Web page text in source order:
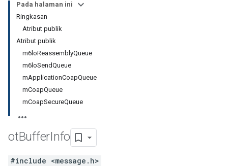
Pada halaman ini
Ringkasan
Atribut publik
Atribut publik
m6loReassemblyQueue
m6loSendQueue
mApplicationCoapQueue
mCoapQueue
mCoapSecureQueue
otBufferInfo
#include <message.h>